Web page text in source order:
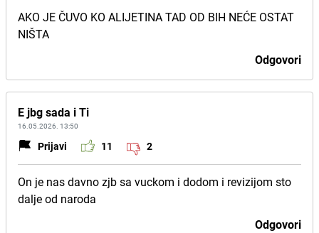
AKO JE ČUVO KO ALIJETINA TAD OD BIH NEĆE OSTAT
NIŠTA
Odgovori
E jbg sada i Ti
16.05.2026. 13:50
Prijavi 11 2
On je nas davno zjb sa vuckom i dodom i revizijom sto
dalje od naroda
Odgovori